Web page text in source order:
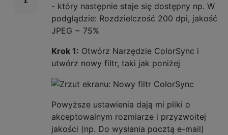
- który następnie staje się dostępny np. W
podglądzie: Rozdzielczość 200 dpi, jakość
JPEG ~ 75%
Krok 1: Otwórz Narzędzie ColorSync i
utwórz nowy filtr, taki jak poniżej
Powyższe ustawienia dają mi pliki o
akceptowalnym rozmiarze i przyzwoitej
jakości (np. Do wysłania pocztą e-mail)